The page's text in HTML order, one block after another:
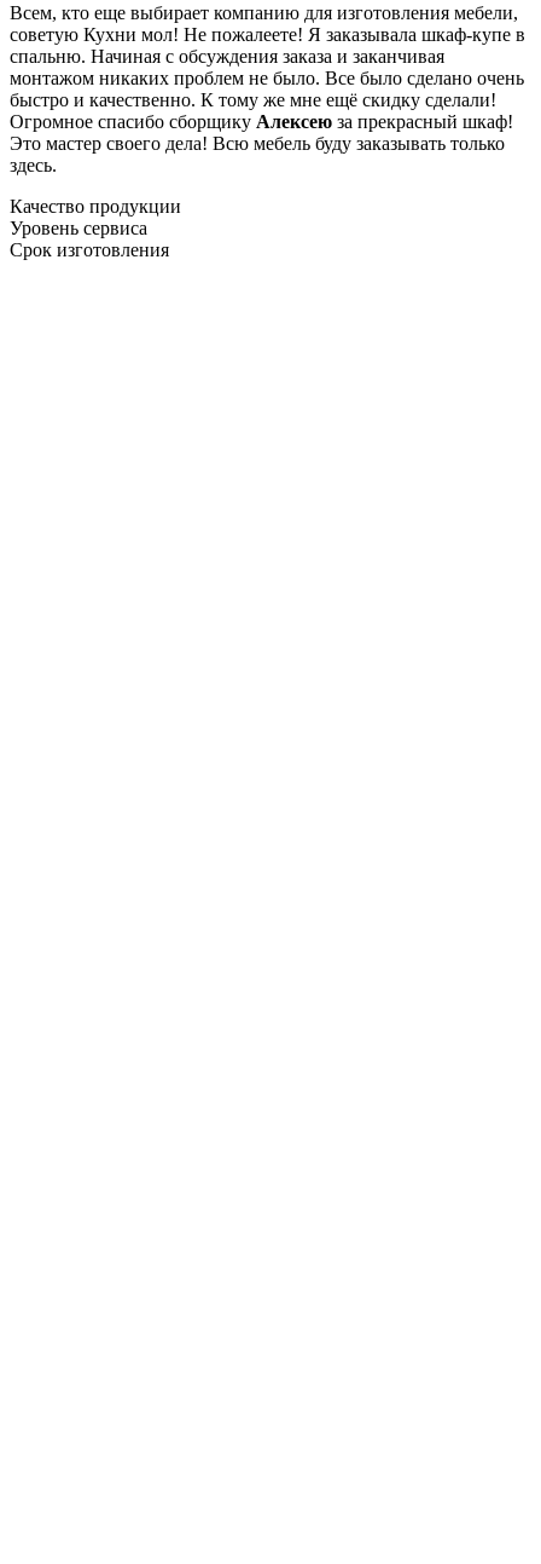
Всем, кто еще выбирает компанию для изготовления мебели,
советую Кухни мол! Не пожалеете! Я заказывала шкаф-купе в
спальню. Начиная с обсуждения заказа и заканчивая
монтажом никаких проблем не было. Все было сделано очень
быстро и качественно. К тому же мне ещё скидку сделали!
Огромное спасибо сборщику Алексею за прекрасный шкаф!
Это мастер своего дела! Всю мебель буду заказывать только
здесь.
Качество продукции
Уровень сервиса
Срок изготовления